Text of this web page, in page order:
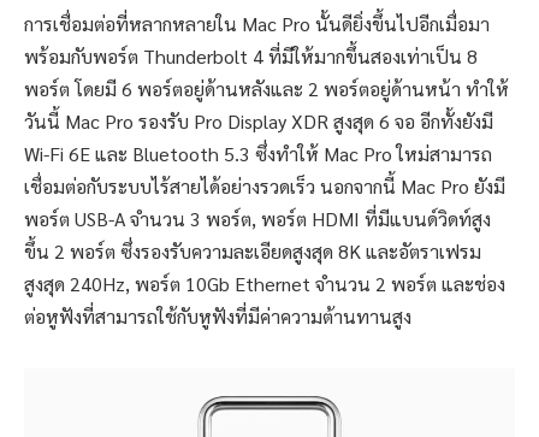
การเชื่อมต่อที่หลากหลายใน Mac Pro นั้นดียิ่งขึ้นไปอีกเมื่อมา
พร้อมกับพอร์ต Thunderbolt 4 ที่มีให้มากขึ้นสองเท่าเป็น 8
พอร์ต โดยมี 6 พอร์ตอยู่ด้านหลังและ 2 พอร์ตอยู่ด้านหน้า ทำให้
วันนี้ Mac Pro รองรับ Pro Display XDR สูงสุด 6 จอ อีกทั้งยังมี
Wi-Fi 6E และ Bluetooth 5.3 ซึ่งทำให้ Mac Pro ใหม่สามารถ
เชื่อมต่อกับระบบไร้สายได้อย่างรวดเร็ว นอกจากนี้ Mac Pro ยังมี
พอร์ต USB-A จำนวน 3 พอร์ต, พอร์ต HDMI ที่มีแบนด์วิดท์สูง
ขึ้น 2 พอร์ต ซึ่งรองรับความละเอียดสูงสุด 8K และอัตราเฟรม
สูงสุด 240Hz, พอร์ต 10Gb Ethernet จำนวน 2 พอร์ต และช่อง
ต่อหูฟังที่สามารถใช้กับหูฟังที่มีค่าความต้านทานสูง